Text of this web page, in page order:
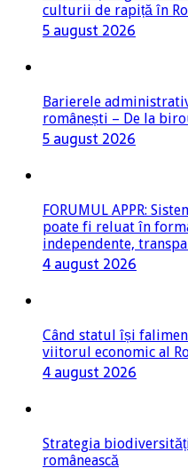
culturii de rapiță în
5 august 2026
Barierele
românești – De la
5 august 2026
FORUMUL APPR:
poate fi reluat în
independente,
4 august 2026
Când statul își
viitorul economic al
4 august 2026
Strategia
românească